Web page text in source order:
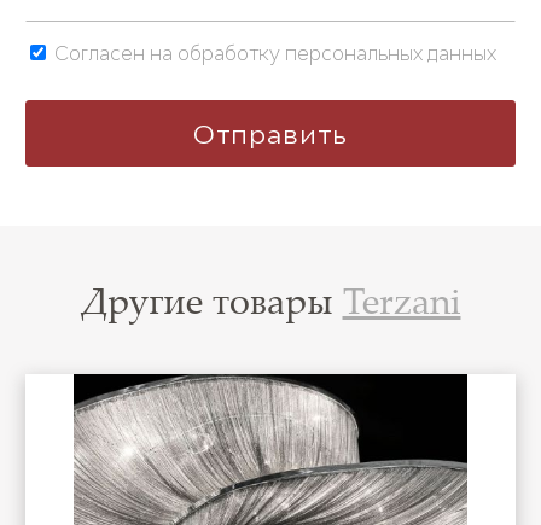
Согласен на обработку персональных данных
Другие товары Terzani